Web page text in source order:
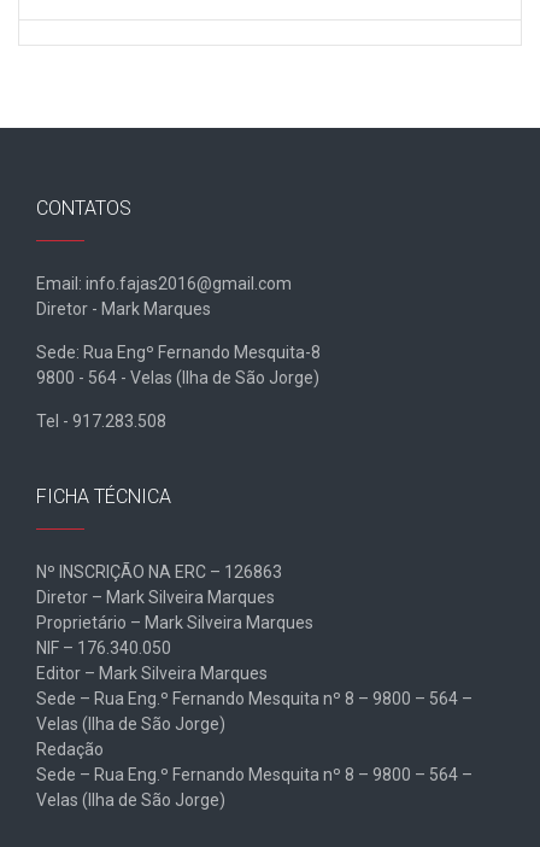
CONTATOS
Email: info.fajas2016@gmail.com
Diretor - Mark Marques
Sede: Rua Engº Fernando Mesquita-8
9800 - 564 - Velas (Ilha de São Jorge)
Tel - 917.283.508
FICHA TÉCNICA
Nº INSCRIÇÃO NA ERC – 126863
Diretor – Mark Silveira Marques
Proprietário – Mark Silveira Marques
NIF – 176.340.050
Editor – Mark Silveira Marques
Sede – Rua Eng.º Fernando Mesquita nº 8 – 9800 – 564 –
Velas (Ilha de São Jorge)
Redação
Sede – Rua Eng.º Fernando Mesquita nº 8 – 9800 – 564 –
Velas (Ilha de São Jorge)